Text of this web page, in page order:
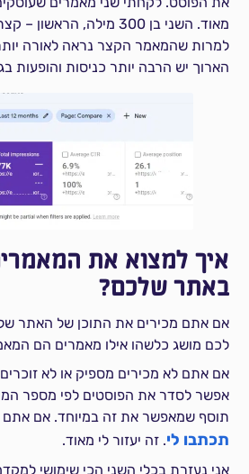
למרות שהמאמר הקצר נראה לאורה
הארוך יש הרבה יותר כניסות והופעות
איך למצוא את
באתר שלכם?
אם אתם מכירים את התוכן של האתר
לכם מושג כלשהו אילו מאמרים הם
אם אתם לא מכירים מספיק או לא
אפשר לסדר את הפוסטים לפי מספר
תוסף שמאפשר את זה במיוחד. אם
תכתבו לי. זה יעזור לי מאוד.
אני נעזרת בכלי השני הכי שימושי